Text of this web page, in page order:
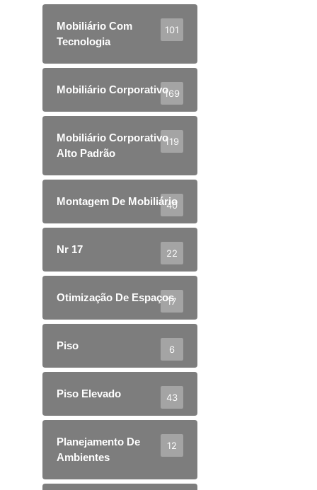
Mobiliário Com
Tecnologia
101
Mobiliário Corporativo169
Mobiliário Corporativo
Alto Padrão
119
Montagem De Mobiliário
40
Nr 17 22
Otimização De Espaços
17
Piso 6
Piso Elevado 43
Planejamento De
Ambientes
12